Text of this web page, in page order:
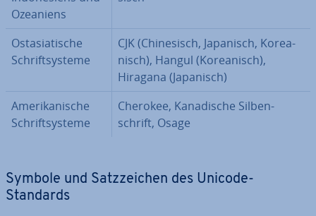
Ozeaniens
Ost­asia­ti­sche
Schrift­sys­te­me
CJK (Chi­ne­sisch, Japanisch, Ko­rea­
nisch), Hangul (Ko­rea­nisch),
Hiragana (Japanisch)
Ame­ri­ka­ni­sche
Schrift­sys­te­me
Cherokee, Ka­na­di­sche Sil­ben­
schrift, Osage
Symbole und Satz­zei­chen des Unicode-
Standards